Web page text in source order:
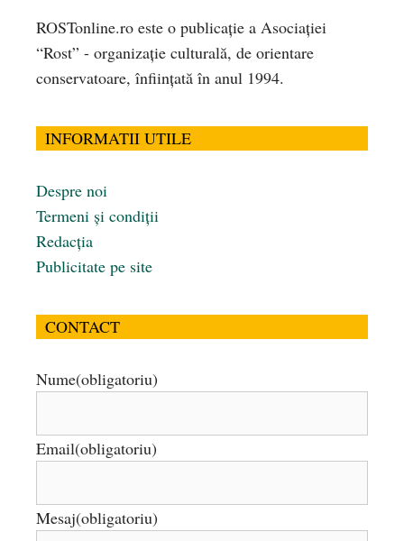
ROSTonline.ro este o publicaţie a Asociaţiei
“Rost” - organizaţie culturală, de orientare
conservatoare, înfiinţată în anul 1994.
INFORMATII UTILE
Despre noi
Termeni și condiții
Redacția
Publicitate pe site
CONTACT
Nume(obligatoriu)
Email(obligatoriu)
Mesaj(obligatoriu)